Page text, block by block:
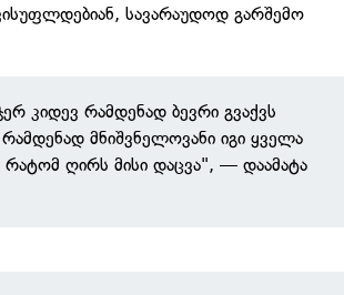
სავარაუდოდ გარშემო
კიდევ რამდენად ბევრი გვაქვს
რამდენად მნიშვნელოვანი იგი ყველა
რატომ ღირს მისი დაცვა", — დაამატა